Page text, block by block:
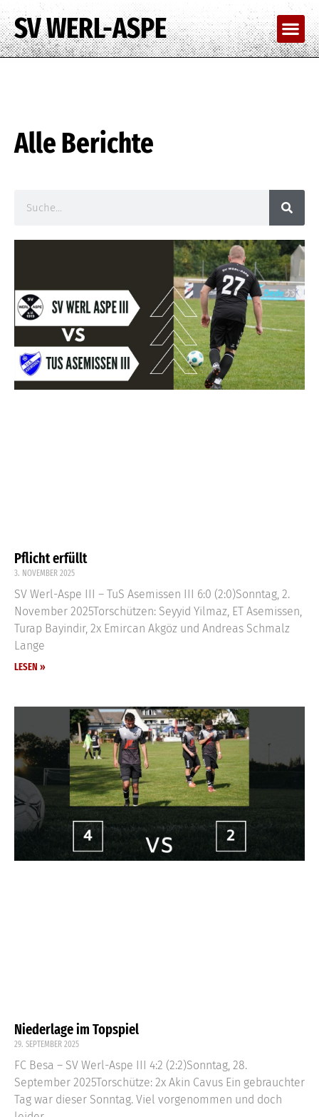
SV WERL-ASPE
Alle Berichte
Pflicht erfüllt
3. NOVEMBER 2025
SV Werl-Aspe III – TuS Asemissen III 6:0 (2:0)Sonntag, 2.
November 2025Torschützen: Seyyid Yilmaz, ET Asemissen,
Turap Bayindir, 2x Emircan Akgöz und Andreas Schmalz
Lange
LESEN »
Niederlage im Topspiel
29. SEPTEMBER 2025
FC Besa – SV Werl-Aspe III 4:2 (2:2)Sonntag, 28.
September 2025Torschütze: 2x Akin Cavus Ein gebrauchter
Tag war dieser Sonntag. Viel vorgenommen und doch